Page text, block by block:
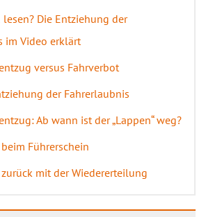
lesen? Die Entziehung der
im Video erklärt
versus Fahrverbot
der Fahrerlaubnis
Ab wann ist der „Lappen“ weg?
Führerschein
mit der Wiedererteilung